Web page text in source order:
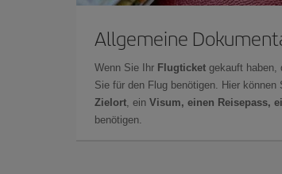
Allgemeine
Wenn Sie Ihr Flugticket gekauft haben,
Sie für den Flug benötigen. Hier
Zielort, ein Visum, einen Reisepass,
benötigen.